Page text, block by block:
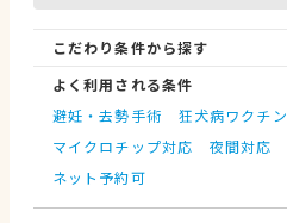
こだわり条件から探す
よく利用される条件
避妊・去勢手術
狂犬病ワクチン
マイクロチップ対応
夜間対応
ネット予約可